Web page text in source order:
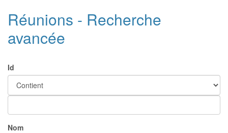
Réunions - Recherche
avancée
Id
Nom